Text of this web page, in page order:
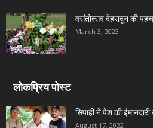
वसंतोत्सव देहरादून की
March 3, 2023
लोकप्रिय पोस्ट
सिपाही ने पेश की
August 17, 2022